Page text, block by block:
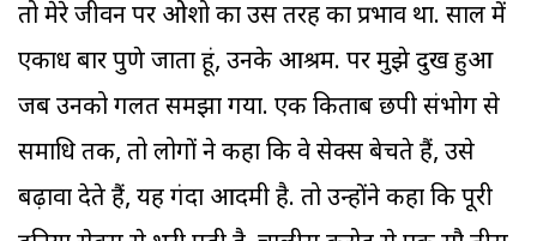
तो मेरे जीवन पर ओशो का उस तरह का प्रभाव था. साल में
एकाध बार पुणे जाता हूं, उनके आश्रम. पर मुझे दुख हुआ
जब उनको गलत समझा गया. एक किताब छपी संभोग से
समाधि तक, तो लोगों ने कहा कि वे सेक्स बेचते हैं, उसे
बढ़ावा देते हैं, यह गंदा आदमी है. तो उन्होंने कहा कि पूरी